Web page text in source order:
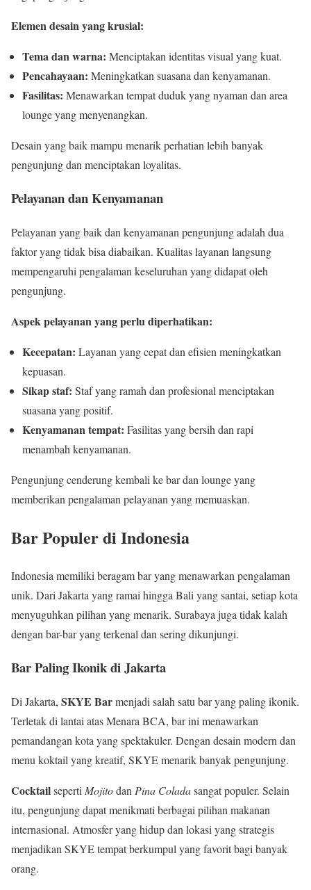
Elemen desain yang krusial:
Tema dan warna: Menciptakan identitas visual yang kuat.
Pencahayaan: Meningkatkan suasana dan kenyamanan.
Fasilitas: Menawarkan tempat duduk yang nyaman dan area
lounge yang menyenangkan.
Desain yang baik mampu menarik perhatian lebih banyak
pengunjung dan menciptakan loyalitas.
Pelayanan dan Kenyamanan
Pelayanan yang baik dan kenyamanan pengunjung adalah dua
faktor yang tidak bisa diabaikan. Kualitas layanan langsung
mempengaruhi pengalaman keseluruhan yang didapat oleh
pengunjung.
Aspek pelayanan yang perlu diperhatikan:
Kecepatan: Layanan yang cepat dan efisien meningkatkan
kepuasan.
Sikap staf: Staf yang ramah dan profesional menciptakan
suasana yang positif.
Kenyamanan tempat: Fasilitas yang bersih dan rapi
menambah kenyamanan.
Pengunjung cenderung kembali ke bar dan lounge yang
memberikan pengalaman pelayanan yang memuaskan.
Bar Populer di Indonesia
Indonesia memiliki beragam bar yang menawarkan pengalaman
unik. Dari Jakarta yang ramai hingga Bali yang santai, setiap kota
menyuguhkan pilihan yang menarik. Surabaya juga tidak kalah
dengan bar-bar yang terkenal dan sering dikunjungi.
Bar Paling Ikonik di Jakarta
Di Jakarta, SKYE Barmenjadi salah satu bar yang paling ikonik.
Terletak di lantai atas Menara BCA, bar ini menawarkan
pemandangan kota yang spektakuler. Dengan desain modern dan
menu koktail yang kreatif, SKYE menarik banyak pengunjung.
Cocktailseperti Mojitodan Pina Coladasangat populer. Selain
itu, pengunjung dapat menikmati berbagai pilihan makanan
internasional. Atmosfer yang hidup dan lokasi yang strategis
menjadikan SKYE tempat berkumpul yang favorit bagi banyak
orang.